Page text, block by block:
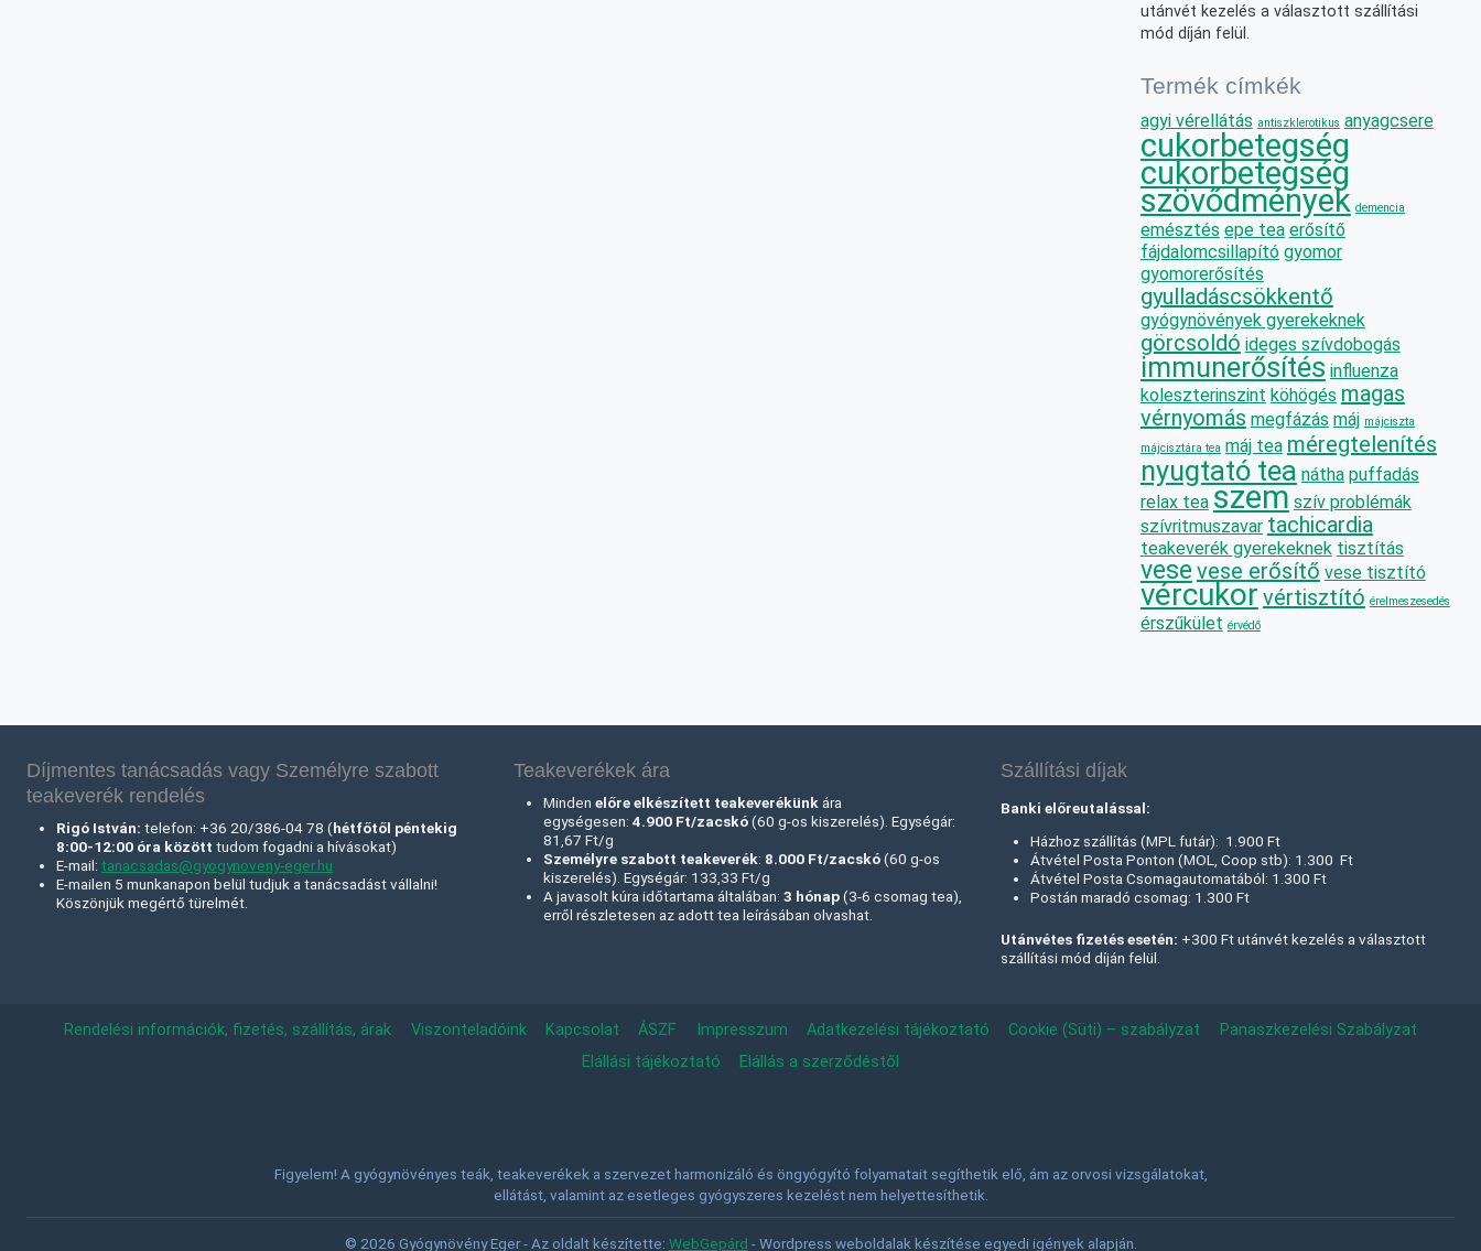
utánvét kezelés a választott szállítási
mód díján felül.
Termék címkék
agyi vérellátás antiszklerotikus anyagcsere
cukorbetegség
cukorbetegség
szövődmények demencia
emésztés epe tea erősítő
fájdalomcsillapító gyomor
gyomorerősítés
gyulladáscsökkentő
gyógynövények gyerekeknek
görcsoldó ideges szívdobogás
immunerősítés influenza
koleszterinszint köhögés magas
vérnyomás megfázás máj májciszta
májcisztára tea máj tea méregtelenítés
nyugtató tea nátha puffadás
relax tea szem szív problémák
szívritmuszavar tachicardia
teakeverék gyerekeknek tisztítás
vese vese erősítő vese tisztító
vércukorvértisztító érelmeszesedés
érszűkület érvédő
Díjmentes tanácsadás vagy Személyre szabott
teakeverék rendelés
Rigó István:telefon: +36 20/386-04 78 (hétfőtől péntekig
8:00-12:00 óra között tudom fogadni a hívásokat)
E-mail:tanacsadas@gyogynoveny-eger.hu
E-mailen 5 munkanapon belül tudjuk a tanácsadást vállalni!
Köszönjük megértő türelmét.
Teakeverékek ára
Mindenelőre elkészített teakeverékünk ára
egységesen:4.900 Ft/zacskó(60 g-os kiszerelés). Egységár:
81,67 Ft/g
Személyre szabott teakeverék: 8.000 Ft/zacskó(60 g-os
kiszerelés). Egységár: 133,33 Ft/g
A javasolt kúra időtartama általában: 3 hónap(3-6 csomag tea),
erről részletesen az adott tea leírásában olvashat.
Szállítási díjak
Banki előreutalással:
Házhoz szállítás (MPL futár): 1.900 Ft
Átvétel Posta Ponton (MOL, Coop stb): 1.300 Ft
Átvétel Posta Csomagautomatából: 1.300 Ft
Postán maradó csomag: 1.300 Ft
Utánvétes fizetés esetén: +300 Ft utánvét kezelés a választott
szállítási mód díján felül.
Rendelési információk, fizetés, szállítás, árak Viszonteladóink Kapcsolat ÁSZF Impresszum Adatkezelési tájékoztató Cookie (Süti) – szabályzat
Panaszkezelési Szabályzat
Elállási tájékoztató
Elállás a szerződéstől
Figyelem! A gyógynövényes teák, teakeverékek a szervezet harmonizáló és öngyógyító folyamatait segíthetik elő, ám az orvosi vizsgálatokat,
ellátást, valamint az esetleges gyógyszeres kezelést nem helyettesíthetik.
© 2026 Gyógynövény Eger - Az oldalt készítette: WebGepárd - Wordpress weboldalak készítése egyedi igények alapján.